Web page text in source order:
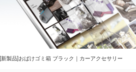
[新製品]おばけゴミ箱 ブラック｜カーアクセサリー